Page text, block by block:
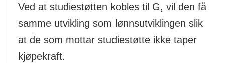
Ved at studiestøtten kobles til G, vil den få
samme utvikling som lønnsutviklingen slik
at de som mottar studiestøtte ikke taper
kjøpekraft.